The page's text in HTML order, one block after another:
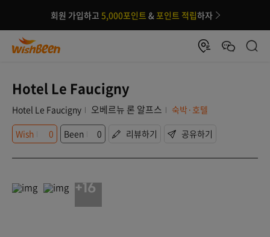
회원 가입하고 5,000포인트 &포인트 적립하자
Hotel Le Faucigny
Hotel Le Faucigny 오베르뉴 론 알프스
숙박·호텔
Wish
0 Been 0 리뷰하기 공유하기
+16